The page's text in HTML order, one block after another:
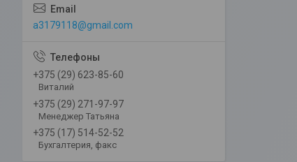
a3179118@gmail.com
+375 (29) 623-85-60
Виталий
+375 (29) 271-97-97
Менеджер Татьяна
+375 (17) 514-52-52
Бухгалтерия, факс